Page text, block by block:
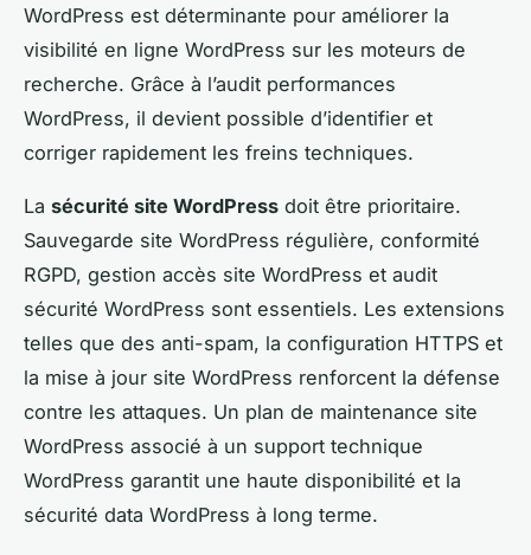
WordPress est déterminante pour améliorer la
visibilité en ligne WordPress sur les moteurs de
recherche. Grâce à l’audit performances
WordPress, il devient possible d’identifier et
corriger rapidement les freins techniques.
La sécurité site WordPress doit être prioritaire.
Sauvegarde site WordPress régulière, conformité
RGPD, gestion accès site WordPress et audit
sécurité WordPress sont essentiels. Les extensions
telles que des anti-spam, la configuration HTTPS et
la mise à jour site WordPress renforcent la défense
contre les attaques. Un plan de maintenance site
WordPress associé à un support technique
WordPress garantit une haute disponibilité et la
sécurité data WordPress à long terme.